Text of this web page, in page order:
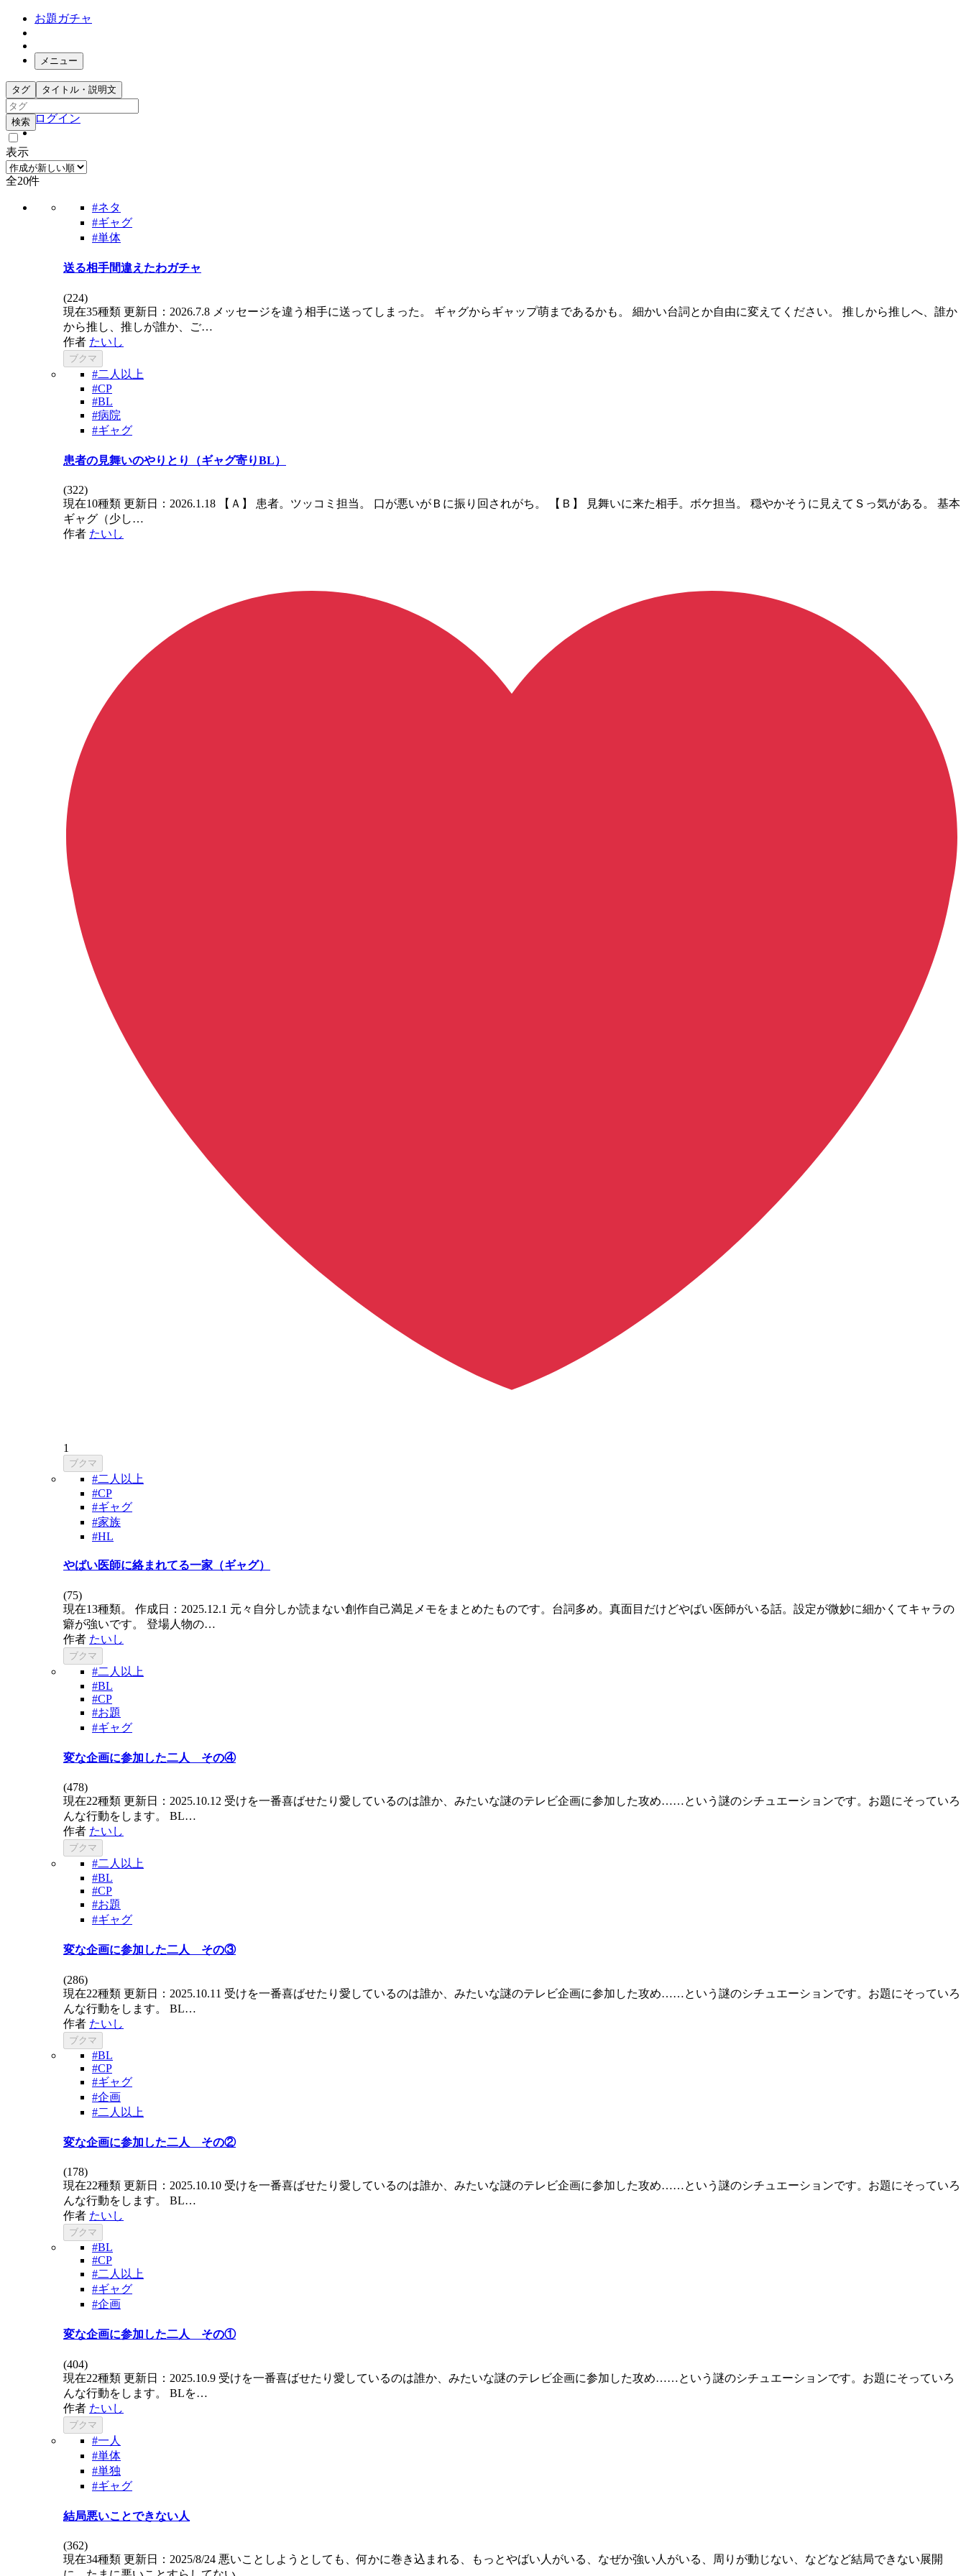
お題ガチャ
メニュー
お題箱
ガチャ検索
ログイン
タグ タイトル・説明文
検索
表示
全20件
#ネタ
#ギャグ
#単体
送る相手間違えたわガチャ
(224)
現在35種類 更新日：2026.7.8 メッセージを違う相手に送ってしまった。 ギャグからギャップ萌まであるかも。 細かい台詞とか自由に変えてください。 推しから推しへ、誰か
から推し、推しが誰か、ご…
作者 たいし
ブクマ
#二人以上
#CP
#BL
#病院
#ギャグ
患者の見舞いのやりとり（ギャグ寄りBL）
(322)
現在10種類 更新日：2026.1.18 【Ａ】 患者。ツッコミ担当。 口が悪いがＢに振り回されがち。 【Ｂ】 見舞いに来た相手。ボケ担当。 穏やかそうに見えてＳっ気がある。 基本
ギャグ（少し…
作者 たいし
1
ブクマ
#二人以上
#CP
#ギャグ
#家族
#HL
やばい医師に絡まれてる一家（ギャグ）
(75)
現在13種類。 作成日：2025.12.1 元々自分しか読まない創作自己満足メモをまとめたものです。台詞多め。真面目だけどやばい医師がいる話。設定が微妙に細かくてキャラの
癖が強いです。 登場人物の…
作者 たいし
ブクマ
#二人以上
#BL
#CP
#お題
#ギャグ
変な企画に参加した二人 その④
(478)
現在22種類 更新日：2025.10.12 受けを一番喜ばせたり愛しているのは誰か、みたいな謎のテレビ企画に参加した攻め……という謎のシチュエーションです。お題にそっていろ
んな行動をします。 BL…
作者 たいし
ブクマ
#二人以上
#BL
#CP
#お題
#ギャグ
変な企画に参加した二人 その③
(286)
現在22種類 更新日：2025.10.11 受けを一番喜ばせたり愛しているのは誰か、みたいな謎のテレビ企画に参加した攻め……という謎のシチュエーションです。お題にそっていろ
んな行動をします。 BL…
作者 たいし
ブクマ
#BL
#CP
#ギャグ
#企画
#二人以上
変な企画に参加した二人 その②
(178)
現在22種類 更新日：2025.10.10 受けを一番喜ばせたり愛しているのは誰か、みたいな謎のテレビ企画に参加した攻め……という謎のシチュエーションです。お題にそっていろ
んな行動をします。 BL…
作者 たいし
ブクマ
#BL
#CP
#二人以上
#ギャグ
#企画
変な企画に参加した二人 その①
(404)
現在22種類 更新日：2025.10.9 受けを一番喜ばせたり愛しているのは誰か、みたいな謎のテレビ企画に参加した攻め……という謎のシチュエーションです。お題にそっていろ
んな行動をします。 BLを…
作者 たいし
ブクマ
#一人
#単体
#単独
#ギャグ
結局悪いことできない人
(362)
現在34種類 更新日：2025/8/24 悪いことしようとしても、何かに巻き込まれる、もっとやばい人がいる、なぜか強い人がいる、周りが動じない、などなど結局できない展開